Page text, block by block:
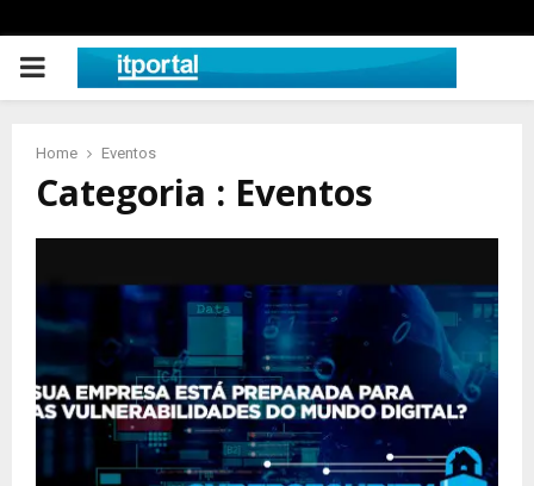
PRIMARY
Home Eventos
Categoria : Eventos